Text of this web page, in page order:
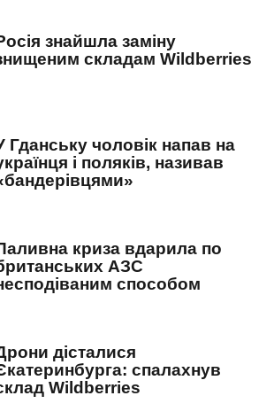
знайшла заміну
складам Wildberries
Гданську чоловік напав на
і поляків, називав
криза вдарила по
АЗС
способом
дісталися
спалахнув
Wildberries